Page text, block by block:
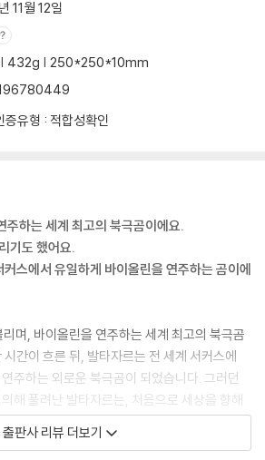
11월 12일
432g | 250*250*10mm
증유형 : 적합성확인
주하는 세계 최고의 북극곰이에요.
기도 했어요.
스에서 유일하게 바이올린을 연주하는 곰이에
리며, 바이올린을 연주하는 세계 최고의 북극곰
간이 흐른 뒤, 발타자르는 전 세계 서커스에
주하는 외로운 북극곰이 되었습니다. 그러던
해 풀려난 발타자르는, 처음으로 세상을 향해
. 처음 가져보는 자유는 설레고 두려운 것이었
거대하고 망막한 세상이 발타자르의 눈앞에 펼
출판사 리뷰 더보기